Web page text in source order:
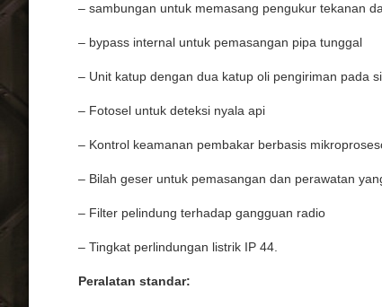
– sambungan untuk memasang pengukur tekanan
– bypass internal untuk pemasangan pipa tunggal
– Unit katup dengan dua katup oli pengiriman pada
– Fotosel untuk deteksi nyala api
– Kontrol keamanan pembakar berbasis
– Bilah geser untuk pemasangan dan perawatan
– Filter pelindung terhadap gangguan radio
– Tingkat perlindungan listrik IP 44.
Peralatan standar: